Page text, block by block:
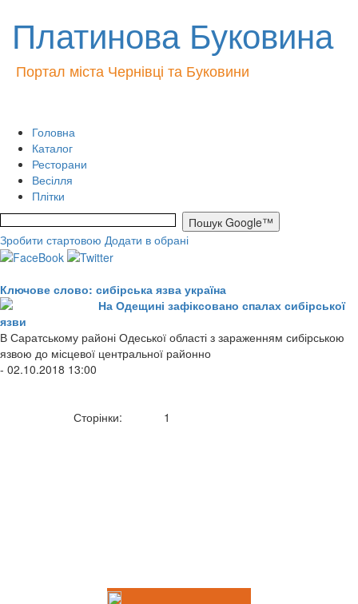
Платинова Буковина
Портал міста Чернівці та Буковини
Головна
Каталог
Ресторани
Весілля
Плітки
Зробити стартовою Додати в обрані
Ключове слово: сибірська язва україна
На Одещині зафіксовано спалах сибірської
язви
В Саратському районі Одеської області з зараженням сибірською
язвою до місцевої центральної районно
- 02.10.2018 13:00
Сторінки: 1